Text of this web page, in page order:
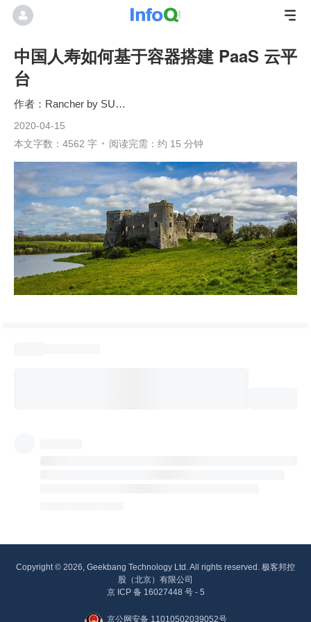
中国人寿如何基于容器搭建 PaaS 云平
台
Rancher by SUSE
2020-04-15
本文字数：4562 字
阅读完需：约 15 分钟
Copyright © 2026, Geekbang Technology Ltd. All rights reserved. 极客邦控
股（北京）有限公司
京 ICP 备 16027448 号 - 5
京公网安备 11010502039052号